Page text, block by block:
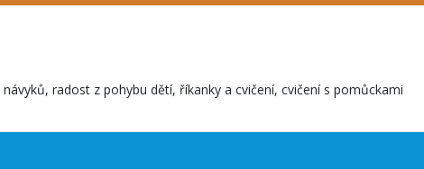
radost z pohybu dětí, říkanky a cvičení, cvičení s pomůckami